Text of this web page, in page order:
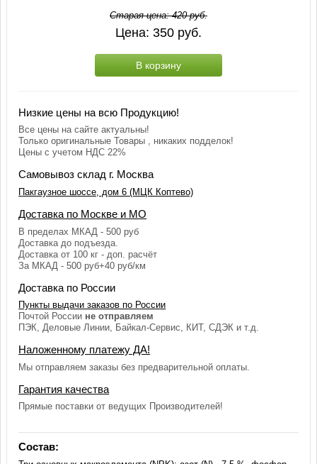
Старая цена:420руб.
Цена: 350 руб.
В корзину
Низкие цены на всю Продукцию!
Все цены на сайте актуальны!
Только оригинальные Товары , никаких подделок!
Цены с учетом НДС 22%
Самовывоз склад г. Москва
Пакгаузное шоссе, дом 6 (МЦК Коптево)
Доставка по Москве и МО
В пределах МКАД - 500 руб
Доставка до подъезда.
Доставка от 100 кг - доп. расчёт
За МКАД - 500 руб+40 руб/км
Доставка по России
Пункты выдачи заказов по России
Почтой России не отправляем
ПЭК, Деловые Линии, Байкал-Сервис, КИТ, СДЭК и т.д.
Наложенному платежу ДА!
Мы отправляем заказы без предварительной оплаты.
Гарантия качества
Прямые поставки от ведущих Производителей!
Состав: